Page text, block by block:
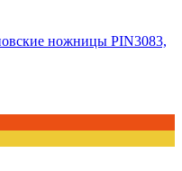
ножницы PIN3083,